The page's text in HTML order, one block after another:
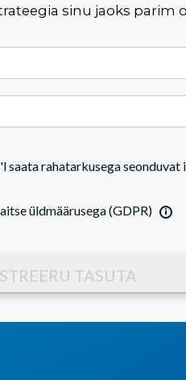
sinu jaoks parim
saata rahatarkusega seonduvat
üldmäärusega (GDPR)
TASUTA